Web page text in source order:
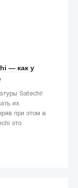
— как у
Satechi!
их
при этом в
это